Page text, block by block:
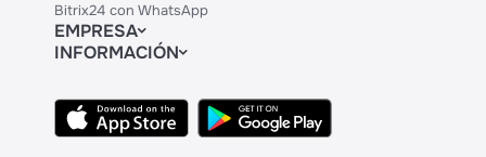
Bitrix24 con WhatsApp
EMPRESA
Contactos
INFORMACIÓN
API
Centro de Ayuda